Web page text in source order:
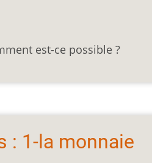
est-ce possible ?
: 1-la monnaie